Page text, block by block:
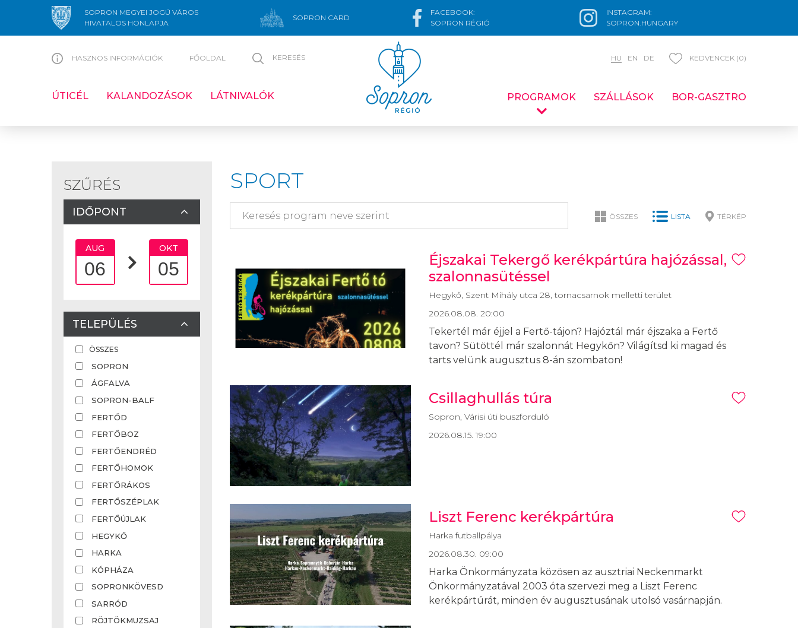
SOPRON MEGYEI JOGÚ VÁROS
HIVATALOS HONLAPJA
SOPRON CARD
FACEBOOK:
SOPRON RÉGIÓ
INSTAGRAM:
SOPRON.HUNGARY
HASZNOS INFORMÁCIÓK FŐOLDAL KERESÉS HU EN DE KEDVENCEK (0)
ÚTICÉL KALANDOZÁSOK LÁTNIVALÓK PROGRAMOK SZÁLLÁSOK BOR-GASZTRO
SZŰRÉS
IDŐPONT
AUG
06
OKT
05
TELEPÜLÉS
ÖSSZES
SOPRON
ÁGFALVA
SOPRON-BALF
FERTŐD
FERTŐBOZ
FERTŐENDRÉD
FERTŐHOMOK
FERTŐRÁKOS
FERTŐSZÉPLAK
FERTŐÚJLAK
HEGYKŐ
HARKA
KÓPHÁZA
SOPRONKÖVESD
SARRÓD
RÖJTÖKMUZSAJ
SPORT
ÖSSZES LISTA TÉRKÉP
Éjszakai Tekergő kerékpártúra hajózással,
szalonnasütéssel
Hegykő, Szent Mihály utca 28, tornacsarnok melletti terület
2026.08.08. 20:00
Tekertél már éjjel a Fertő-tájon? Hajóztál már éjszaka a Fertő
tavon? Sütöttél már szalonnát Hegykőn? Világítsd ki magad és
tarts velünk augusztus 8-án szombaton!
Csillaghullás túra
Sopron, Várisi úti buszforduló
2026.08.15. 19:00
Liszt Ferenc kerékpártúra
Harka futballpálya
2026.08.30. 09:00
Harka Önkormányzata közösen az ausztriai Neckenmarkt
Önkormányzatával 2003 óta szervezi meg a Liszt Ferenc
kerékpártúrát, minden év augusztusának utolsó vasárnapján.